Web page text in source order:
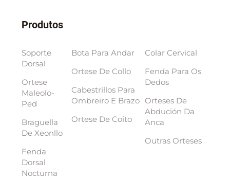
Produtos
Soporte
Dorsal
Ortese
Maleolo-
Ped
Braguella
De Xeonllo
Fenda
Dorsal
Nocturna
Bota Para Andar
Ortese De Collo
Cabestrillos Para
Ombreiro E Brazo
Ortese De Coito
Colar Cervical
Fenda Para Os
Dedos
Orteses De
Abdución Da
Anca
Outras Orteses